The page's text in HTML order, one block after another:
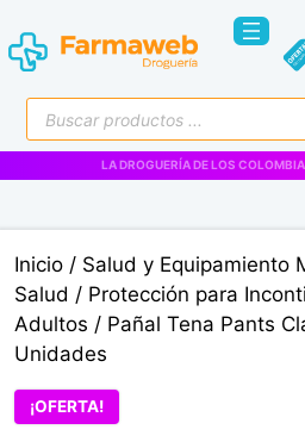
al
contenido
Búsqueda
de
productos
VENTAS
Inicio / Salud y Equipamiento
Salud / Protección para
Adultos / Pañal Tena Pants
Unidades
¡OFERTA!